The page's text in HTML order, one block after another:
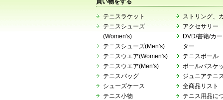
買い物をする
テニスラケット
テニスシューズ
(Women's)
テニスシューズ(Men's)
テニスウエア(Women's)
テニスウエア(Men's)
テニスバッグ
シューズケース
テニス小物
ストリング、
アクセサリー
DVD/書籍/カ
ター
テニスボール
ボールバスケ
ジュニアテニ
全商品リスト
テニス用品に